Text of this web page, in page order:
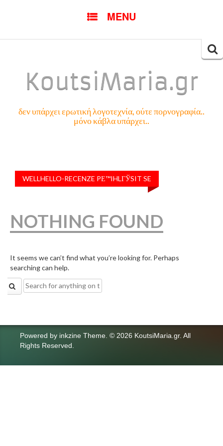
MENU
KoutsiMaria.gr
δεν υπάρχει ερωτική λογοτεχνία, ούτε πορνογραφία..
μόνο κάβλα υπάρχει..
WELLHELLO-RECENZE PЕ™IHLГЎSIT SE
NOTHING FOUND
It seems we can’t find what you’re looking for. Perhaps
searching can help.
Search
for:
Powered by inkzine Theme © 2026 KoutsiMaria.gr. All
Rights Reserved.